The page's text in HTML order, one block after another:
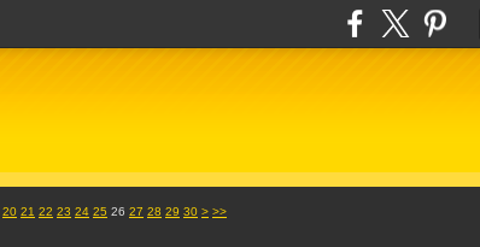
10
20 21 22 23 24 25 26 27 28 29 30 40
50
60
70
80
90
100
> >>